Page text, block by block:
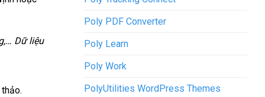
Dữ liệu
Poly PDF Converter
Poly Learn
Poly Work
PolyUtilities WordPress Themes